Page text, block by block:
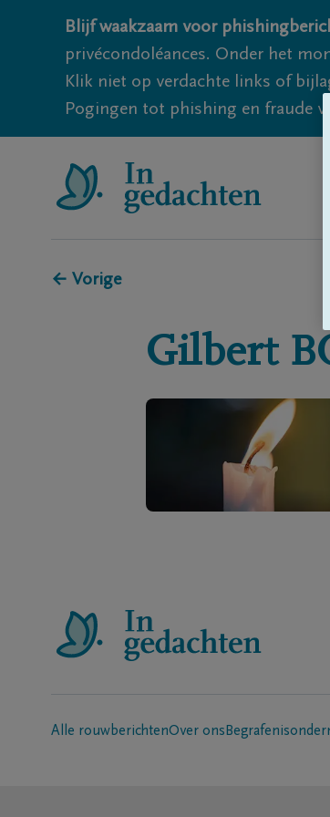
Blijf waakzaam voor
privécondoléances. Onder het
Klik niet op verdachte links of
Pogingen tot phishing en fraude
← Vorige
Gilbert
Alle rouwberichtenOver ons